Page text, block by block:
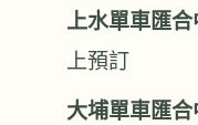
上水單車匯合
上預訂
大埔單車匯合